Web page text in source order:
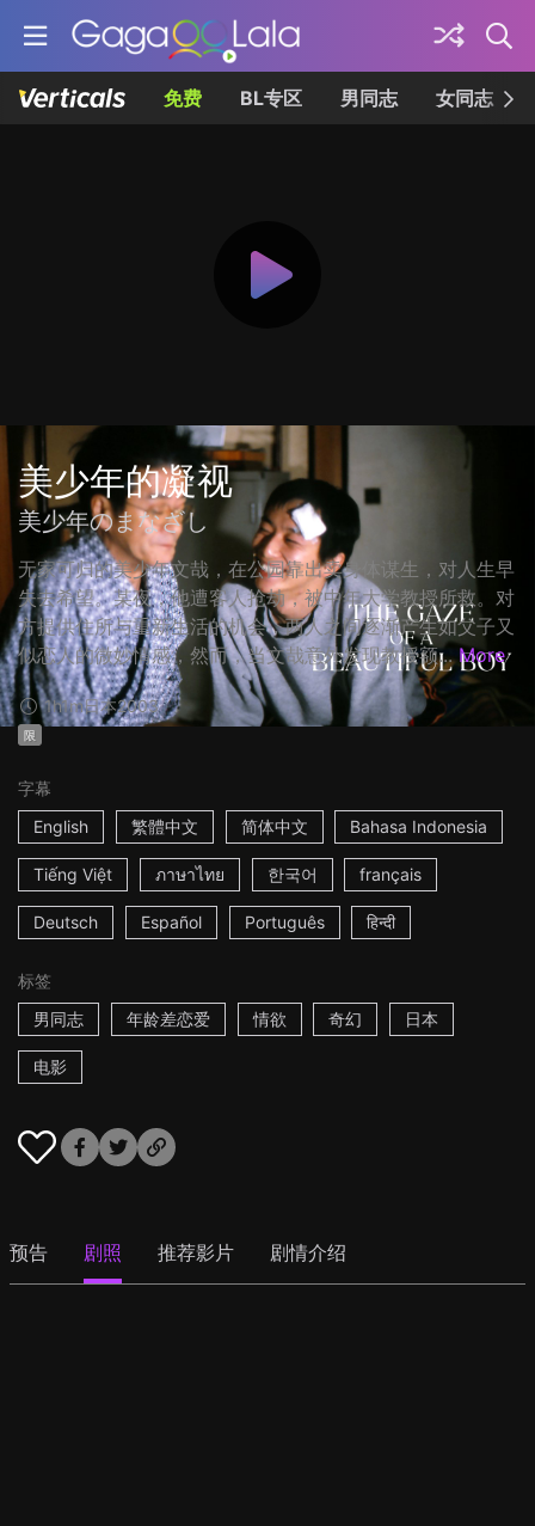
免费 BL专区 男同志 女同志
美少年的凝视
美少年のまなざし
无家可归的美少年文哉，在公园靠出卖身体谋生，对人生早
失去希望。某夜，他遭客人抢劫，被中年大学教授所救。对
方提供住所与重新生活的机会，两人之间逐渐产生如父子又
似恋人的微妙情感，然而，当文哉意外发现教授额... More
1h1m日本2003
限
字幕
English
繁體中文 简体中文 Bahasa Indonesia
Tiếng Việt ภาษาไทย 한국어 français
Deutsch Español Português हिन्दी
标签
男同志
年龄差恋爱 情欲 奇幻 日本
电影
预告 剧照 推荐影片 剧情介绍